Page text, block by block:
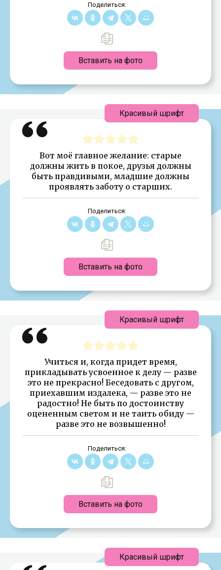
Поделиться:
Вставить на фото
Вот моё главное желание: старые
должны жить в покое, друзья должны
быть правдивыми, младшие должны
проявлять заботу о старших.
Поделиться:
Вставить на фото
Красивый шрифт
Учиться и, когда придет время,
прикладывать усвоенное к делу — разве
это не прекрасно! Беседовать с другом,
приехавшим издалека, — разве это не
радостно! Не быть по достоинству
оцененным светом и не таить обиду —
разве это не возвышенно!
Поделиться:
Вставить на фото
Красивый шрифт
Красивый шрифт